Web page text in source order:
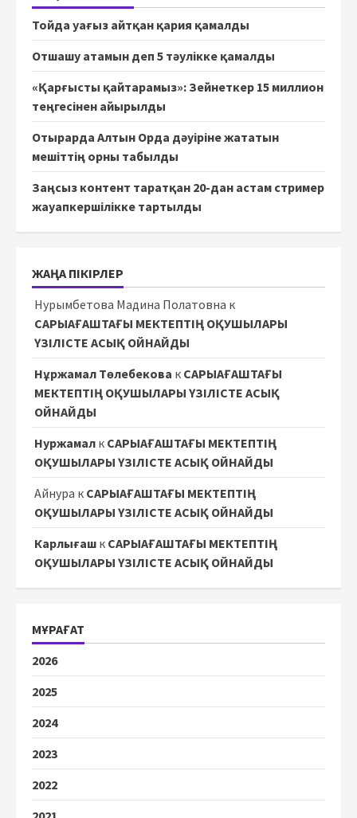
Тойда уағыз айтқан қария қамалды
Отшашу атамын деп 5 тәулікке қамалды
«Қарғысты қайтарамыз»: Зейнеткер 15 миллион
теңгесінен айырылды
Отырарда Алтын Орда дәуіріне жататын
мешіттің орны табылды
Заңсыз контент таратқан 20-дан астам стример
жауапкершілікке тартылды
ЖАҢА ПІКІРЛЕР
Нурымбетова Мадина Полатовна к
САРЫАҒАШТАҒЫ МЕКТЕПТІҢ ОҚУШЫЛАРЫ
ҮЗІЛІСТЕ АСЫҚ ОЙНАЙДЫ
Нұржамал Төлебекова к САРЫАҒАШТАҒЫ
МЕКТЕПТІҢ ОҚУШЫЛАРЫ ҮЗІЛІСТЕ АСЫҚ
ОЙНАЙДЫ
Нуржамал к САРЫАҒАШТАҒЫ МЕКТЕПТІҢ
ОҚУШЫЛАРЫ ҮЗІЛІСТЕ АСЫҚ ОЙНАЙДЫ
Айнура к САРЫАҒАШТАҒЫ МЕКТЕПТІҢ
ОҚУШЫЛАРЫ ҮЗІЛІСТЕ АСЫҚ ОЙНАЙДЫ
Карлығаш к САРЫАҒАШТАҒЫ МЕКТЕПТІҢ
ОҚУШЫЛАРЫ ҮЗІЛІСТЕ АСЫҚ ОЙНАЙДЫ
МҰРАҒАТ
2026
2025
2024
2023
2022